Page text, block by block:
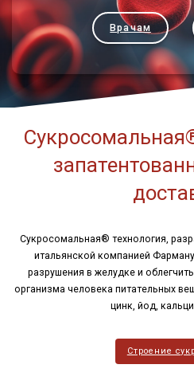
Врачам
Сукросомальная® технология,
итальянской компанией
разрушения в желудке и
организма человека питательных
цинк, йод,
Строение